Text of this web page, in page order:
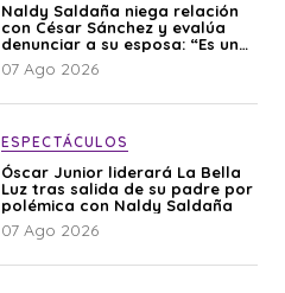
Naldy Saldaña niega relación
con César Sánchez y evalúa
denunciar a su esposa: “Es una
difamación”
07 Ago 2026
ESPECTÁCULOS
Óscar Junior liderará La Bella
Luz tras salida de su padre por
polémica con Naldy Saldaña
07 Ago 2026